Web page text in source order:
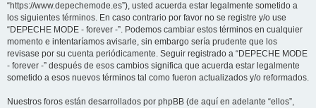
“https://www.depechemode.es”), usted acuerda estar legalmente sometido a
los siguientes términos. En caso contrario por favor no se registre y/o use
“DEPECHE MODE - forever -”. Podemos cambiar estos términos en cualquier
momento e intentaríamos avisarle, sin embargo sería prudente que los
revisase por su cuenta periódicamente. Seguir registrado a “DEPECHE MODE
- forever -” después de esos cambios significa que acuerda estar legalmente
sometido a esos nuevos términos tal como fueron actualizados y/o reformados.
Nuestros foros están desarrollados por phpBB (de aquí en adelante “ellos”,